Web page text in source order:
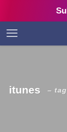
itunes –